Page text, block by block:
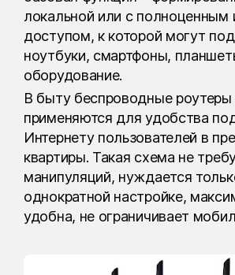
локальной или с полноценным
доступом, к которой могут
ноутбуки, смартфоны,
оборудование.
В быту беспроводные роутеры
применяются для удобства
Интернету пользователей в
квартиры. Такая схема не
манипуляций, нуждается
однократной настройке,
удобна, не ограничивает